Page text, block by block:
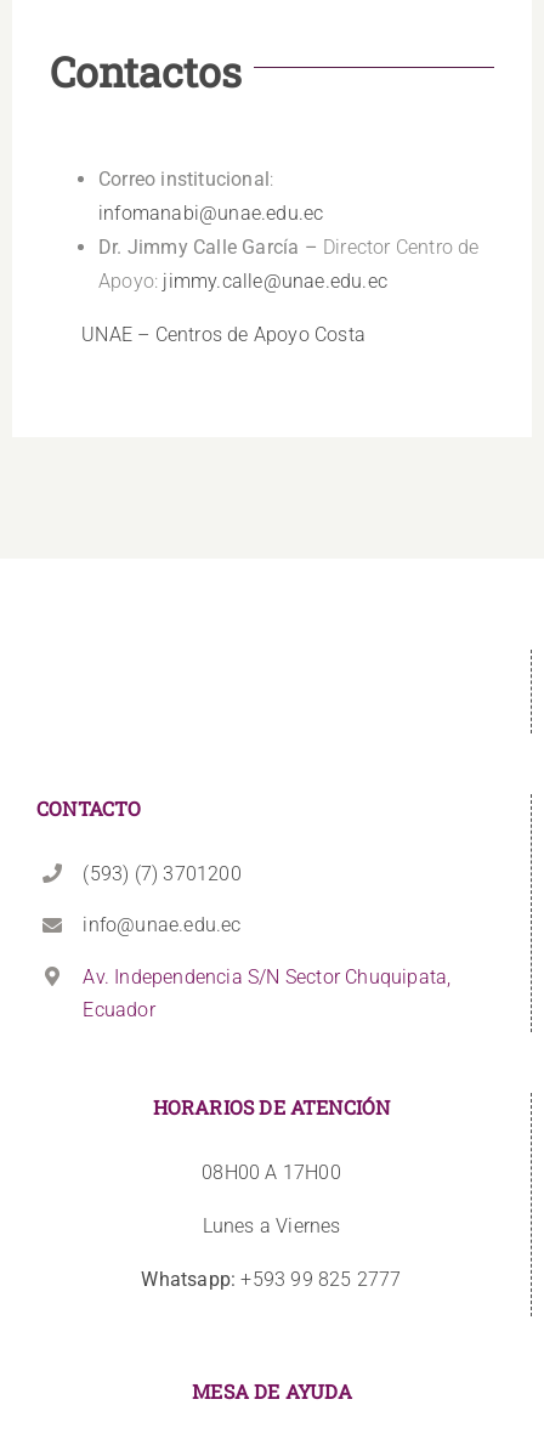
Contactos
Correo institucional:
infomanabi@unae.edu.ec
Dr. Jimmy Calle García – Director Centro de
Apoyo: jimmy.calle@unae.edu.ec
UNAE – Centros de Apoyo Costa
CONTACTO
(593) (7) 3701200
info@unae.edu.ec
Av. Independencia S/N Sector Chuquipata,
Ecuador
HORARIOS DE ATENCIÓN
08H00 A 17H00
Lunes a Viernes
Whatsapp: +593 99 825 2777
MESA DE AYUDA